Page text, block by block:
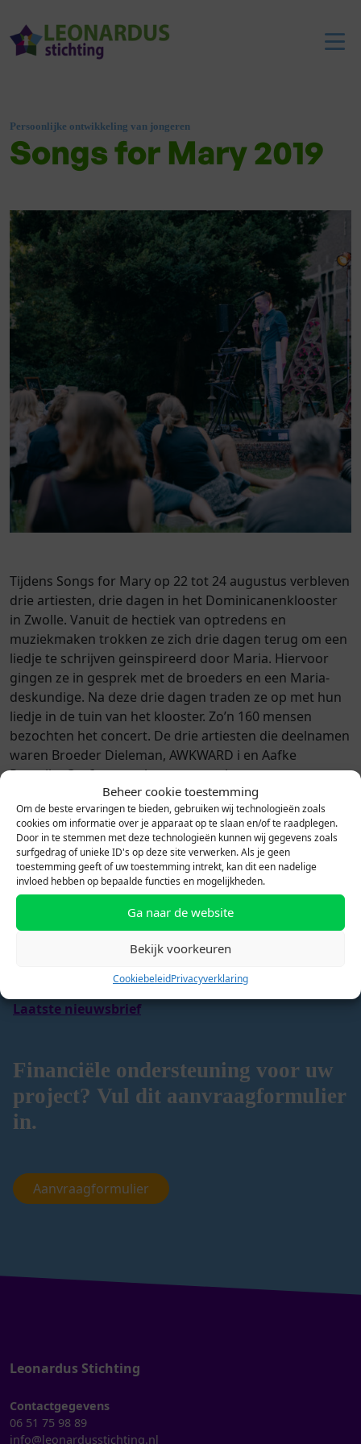
Beheer cookie toestemming
Om de beste ervaringen te bieden, gebruiken wij technologieën zoals
cookies om informatie over je apparaat op te slaan en/of te raadplegen.
Door in te stemmen met deze technologieën kunnen wij gegevens zoals
surfgedrag of unieke ID's op deze site verwerken. Als je geen
toestemming geeft of uw toestemming intrekt, kan dit een nadelige
invloed hebben op bepaalde functies en mogelijkheden.
Ga naar de website
Bekijk voorkeuren
CookiebeleidPrivacyverklaring
Persoonlijke ontwikkeling van jongeren
Songs for Mary 2019
Tijdens Songs for Mary op 22 tot 24 augustus verbleven
drie artiesten, drie dagen in het Dominicanenklooster
in Zwolle. Vanuit de hectiek van optredens en
muziekmaken trokken ze zich drie dagen terug om een
liedje te schrijven geinspireerd door Maria. Hiervoor
gingen ze in gesprek met de broeders en een Maria-
deskundige. Na deze drie dagen traden ze op met hun
liedje in de tuin van het klooster. Zo’n 160 mensen
bezochten het concert. De drie artiesten die deelnamen
waren Broeder Dieleman, AWKWARD i en Aafke
Romeijn. Op 6 september vertoont het
Dominicanenklooster een documentaire van hun
verblijf, waarna deze ook online beschikbaar zal zijn.
Bekijk hier onze laatste
nieuwsbrief.
Laatste nieuwsbrief
Financiële ondersteuning voor uw
project? Vul dit aanvraagformulier
in.
Aanvraagformulier
Leonardus Stichting
Contactgegevens
06 51 75 98 89
info@leonardusstichting.nl